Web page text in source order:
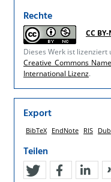
Rechte
CC
Dieses Werk ist lizenziert
Creative Commons
International Lizenz.
Export
BibTeX EndNote RIS
Teilen